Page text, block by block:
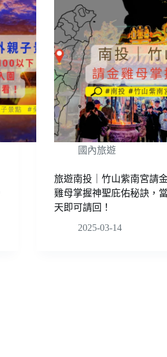
國內旅遊
旅遊南投｜竹山紫南宮請
雞母掌握神聖庇佑秘訣，當
天即可請回！
2025-03-14